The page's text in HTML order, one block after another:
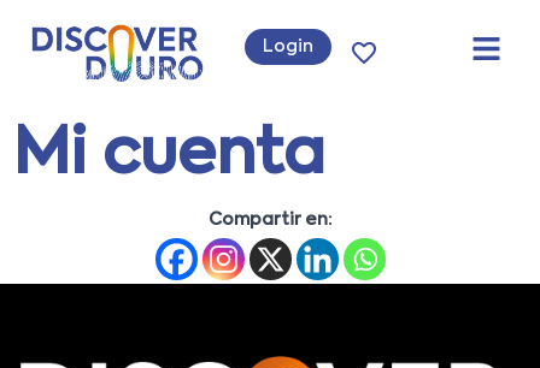
Login
Mi cuenta
Compartir en: